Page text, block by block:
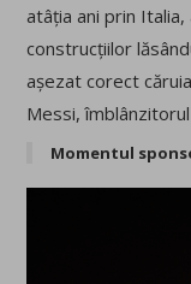
atâția ani prin
construcțiilor
așezat corect
Messi,
Momentul